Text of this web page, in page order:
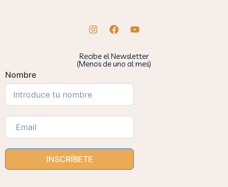
Recibe el Newsletter
(Menos de uno al mes)
Nombre
INSCRÍBETE